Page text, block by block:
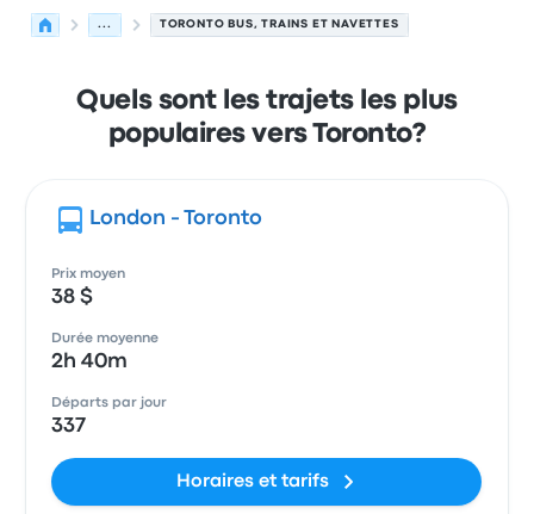
... TORONTO BUS, TRAINS ET NAVETTES
Quels sont les trajets les plus
populaires vers Toronto?
London - Toronto
Prix moyen
38 $
Durée moyenne
2h 40m
Départs par jour
337
Horaires et tarifs